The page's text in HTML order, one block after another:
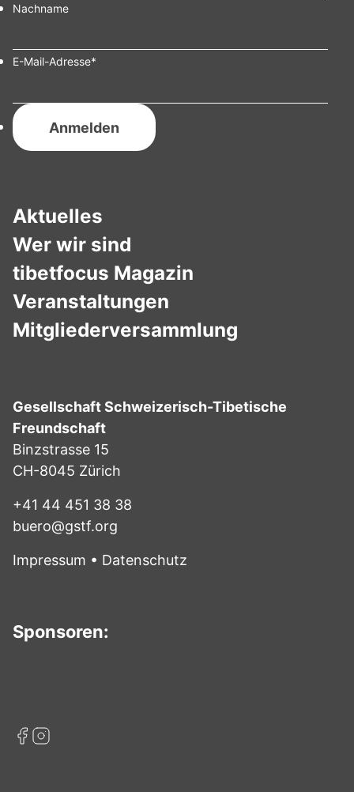
Aktuelles
Wer wir sind
tibetfocus Magazin
Veranstaltungen
Mitgliederversammlung
Gesellschaft Schweizerisch-Tibetische
Freundschaft
Binzstrasse 15
CH-8045 Zürich
+41 44 451 38 38
buero@gstf.org
Impressum • Datenschutz
Sponsoren:
Nachname
E-Mail-Adresse*